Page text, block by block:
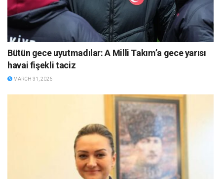
Bütün gece uyutmadılar: A Milli Takım’a gece yarısı
havai fişekli taciz
MARCH 31, 2026